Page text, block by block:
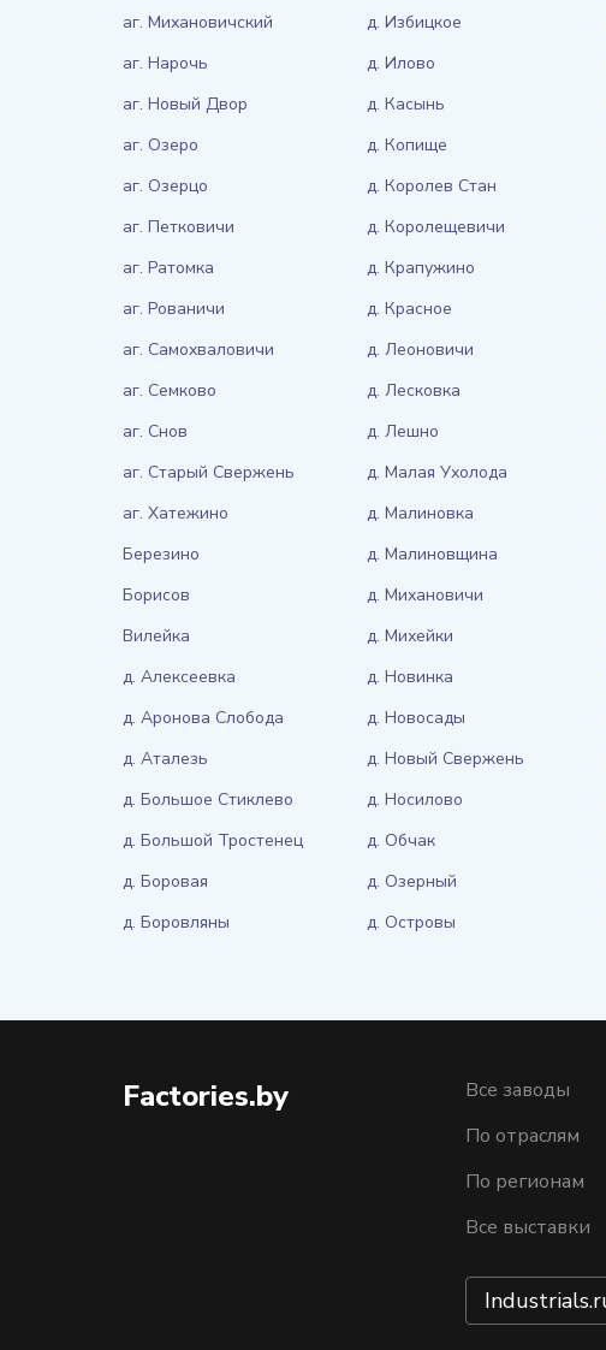
аг. Михановичский
аг. Нарочь
аг. Новый Двор
аг. Озеро
аг. Озерцо
аг. Петковичи
аг. Ратомка
аг. Рованичи
аг. Самохваловичи
аг. Семково
аг. Снов
аг. Старый Свержень
аг. Хатежино
Березино
Борисов
Вилейка
д. Алексеевка
д. Аронова Слобода
д. Аталезь
д. Большое Стиклево
д. Большой Тростенец
д. Боровая
д. Боровляны
д. Избицкое
д. Илово
д. Касынь
д. Копище
д. Королев Стан
д. Королещевичи
д. Крапужино
д. Красное
д. Леоновичи
д. Лесковка
д. Лешно
д. Малая Ухолода
д. Малиновка
д. Малиновщина
д. Михановичи
д. Михейки
д. Новинка
д. Новосады
д. Новый Свержень
д. Носилово
д. Обчак
д. Озерный
д. Островы
Factories.by
Все заводы
По отраслям
По регионам
Все выставки